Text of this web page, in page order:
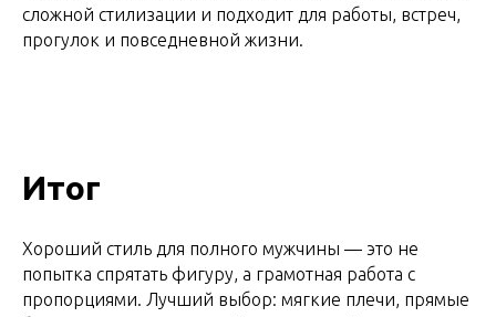
сложной стилизации и подходит для работы, встреч,
прогулок и повседневной жизни.
Итог
Хороший стиль для полного мужчины — это не
попытка спрятать фигуру, а грамотная работа с
пропорциями. Лучший выбор: мягкие плечи, прямые